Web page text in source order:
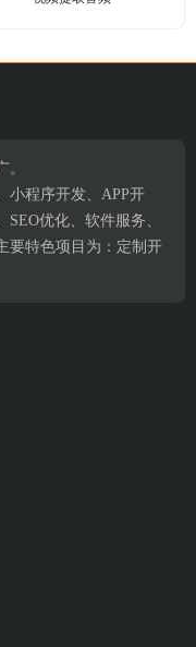
小程序开发、APP开
优化、软件服务、
要特色项目为：定制开